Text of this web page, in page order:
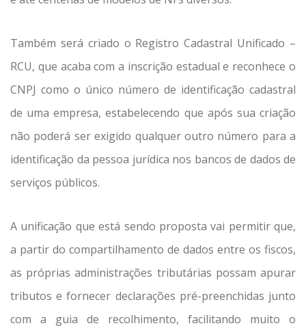
Também será criado o Registro Cadastral Unificado –
RCU, que acaba com a inscrição estadual e reconhece o
CNPJ como o único número de identificação cadastral
de uma empresa, estabelecendo que após sua criação
não poderá ser exigido qualquer outro número para a
identificação da pessoa jurídica nos bancos de dados de
serviços públicos.
A unificação que está sendo proposta vai permitir que,
a partir do compartilhamento de dados entre os fiscos,
as próprias administrações tributárias possam apurar
tributos e fornecer declarações pré-preenchidas junto
com a guia de recolhimento, facilitando muito o